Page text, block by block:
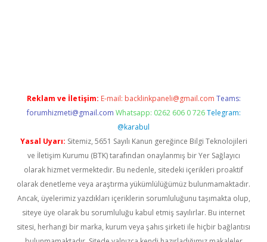
Reklam ve İletişim: E-mail: backlinkpaneli@gmail.com Teams:
forumhizmeti@gmail.com Whatsapp: 0262 606 0 726 Telegram:
@karabul
Yasal Uyarı: Sitemiz, 5651 Sayılı Kanun gereğince Bilgi Teknolojileri
ve İletişim Kurumu (BTK) tarafından onaylanmış bir Yer Sağlayıcı
olarak hizmet vermektedir. Bu nedenle, sitedeki içerikleri proaktif
olarak denetleme veya araştırma yükümlülüğümüz bulunmamaktadır.
Ancak, üyelerimiz yazdıkları içeriklerin sorumluluğunu taşımakta olup,
siteye üye olarak bu sorumluluğu kabul etmiş sayılırlar. Bu internet
sitesi, herhangi bir marka, kurum veya şahıs şirketi ile hiçbir bağlantısı